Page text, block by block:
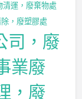
清運，廢棄物處
，廢塑膠處
司，廢
業廢
，廢